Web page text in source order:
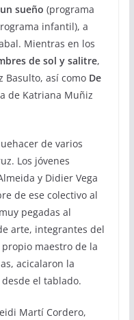
sueño (programa
infantil), a
Mientras en los
de sol y salitre,
Basulto, así como De
de Katriana Muñiz
de varios
Los jóvenes
y Didier Vega
de ese colectivo al
pegadas al
arte, integrantes del
maestro de la
acicalaron la
el tablado.
Martí Cordero,